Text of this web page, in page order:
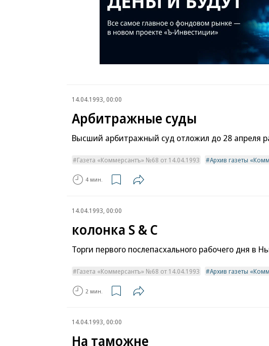
14.04.1993, 00:00
Арбитражные суды
Высший арбитражный суд отложил до 28 апреля
Газета «Коммерсантъ» №68 от 14.04.1993 Архив газеты
4 мин.
14.04.1993, 00:00
колонка S & C
Торги первого послепасхального рабочего дня в
Газета «Коммерсантъ» №68 от 14.04.1993 Архив газеты
2 мин.
14.04.1993, 00:00
На таможне